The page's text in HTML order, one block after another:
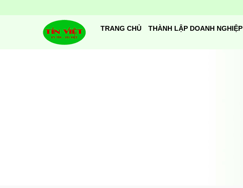
TRANG CHỦ THÀNH LẬP DOANH NGHIỆP